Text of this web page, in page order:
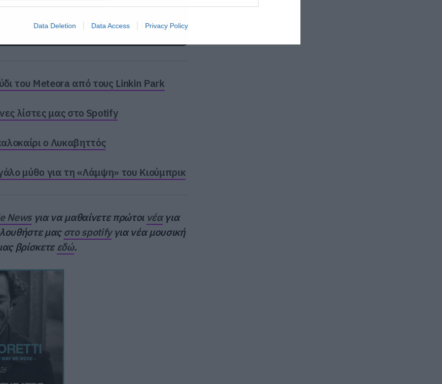
Data Deletion Data Access Privacy Policy
του Meteora από τους Linkin Park
λίστες μας στο Spotify
ο Λυκαβηττός
μύθο για τη «Λάμψη» του Κιούμπρικ
Newsγια να μαθαίνετε πρώτοι νέαγια
μαςστο spotifyγια νέα μουσική
βρίσκετεεδώ.